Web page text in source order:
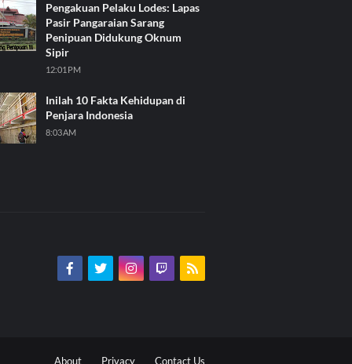
Pengakuan Pelaku Lodes: Lapas
Pasir Pangaraian Sarang
Penipuan Didukung Oknum
Sipir
12:01 PM
Inilah 10 Fakta Kehidupan di
Penjara Indonesia
8:03 AM
About Privacy Contact Us